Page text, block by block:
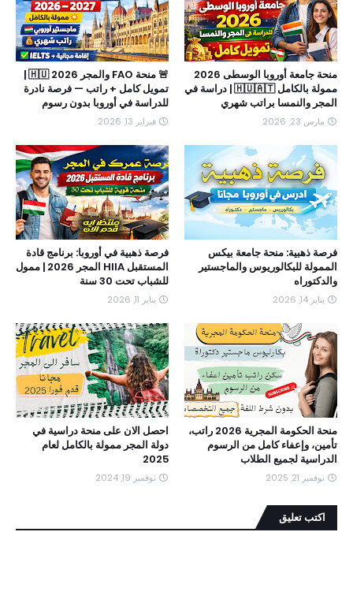
منحة جامعة أوروبا الوسطى 2026
ممولة بالكامل 🇭🇺🇦🇹 | دراسة في
المجر والنمسا براتب شهري
مارس 23, 2026
🚨 منحة FAO والمجر 2026 🇭🇺 |
تمويل كامل + راتب — فرصة نادرة
للدراسة في أوروبا بدون رسوم
فبراير 13, 2026
فرصة ذهبية: منحة جامعة بيكس
الممولة للبكالوريوس والماجستير
والدكتوراه
يناير 14, 2026
فرصة ذهبية في أوروبا: برنامج قادة
المستقبل HIIA المجر 2026 | ممول
للشباب تحت 30 سنة
يناير 11, 2026
منحة الحكومة المجرية 2026 راتب،
تأمين، وإعفاء كامل من الرسوم
الدراسية لجميع الطلاب
نوفمبر 21, 2025
احصل الان على منحة دراسية في
دولة المجر ممولة بالكامل لعام
2025
نوفمبر 19, 2024
اكتب تعليق